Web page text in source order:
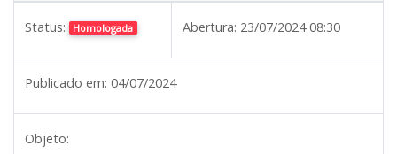
Status: Homologada Abertura: 23/07/2024 08:30
Publicado em: 04/07/2024
Objeto: